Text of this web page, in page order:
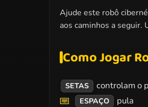
Ajude este robô
aos caminhos a seguir.
Como Jogar
SETAS controlam o
ESPAÇO pula